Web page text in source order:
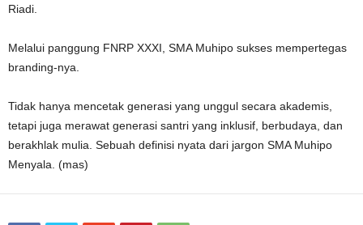
Riadi.
Melalui panggung FNRP XXXI, SMA Muhipo sukses mempertegas
branding-nya.
Tidak hanya mencetak generasi yang unggul secara akademis,
tetapi juga merawat generasi santri yang inklusif, berbudaya, dan
berakhlak mulia. Sebuah definisi nyata dari jargon SMA Muhipo
Menyala. (mas)